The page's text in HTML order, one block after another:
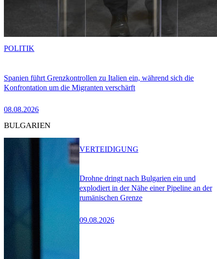
Spanien führt Grenzkontrollen zu Italien ein, während sich die
Konfrontation um die Migranten verschärft
08.08.2026
POLITIK
BULGARIEN
Drohne dringt nach Bulgarien ein und
explodiert in der Nähe einer Pipeline an der
rumänischen Grenze
09.08.2026
VERTEIDIGUNG